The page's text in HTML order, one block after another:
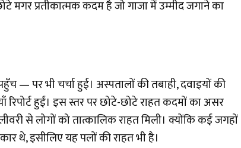
मगर प्रतीकात्मक कदम है जो गाजा में उम्मीद जगाने का
— पर भी चर्चा हुई। अस्पतालों की तबाही, दवाइयों की
हुईं। इस स्तर पर छोटे-छोटे राहत कदमों का असर
से लोगों को तात्कालिक राहत मिली। क्योंकि कई जगहों
थे, इसीलिए यह पलों की राहत भी है।